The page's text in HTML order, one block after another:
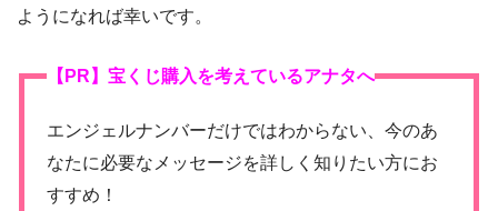
ようになれば幸いです。
【PR】宝くじ購入を考えているアナタへ
エンジェルナンバーだけではわからない、今のあ
なたに必要なメッセージを詳しく知りたい方にお
すすめ！